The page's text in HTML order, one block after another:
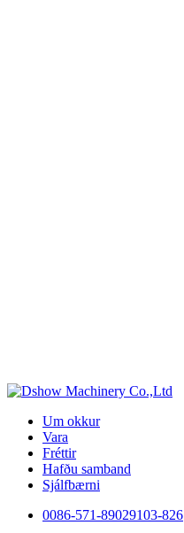
Um okkur
Vara
Fréttir
Hafðu samband
Sjálfbærni
0086-571-89029103-826